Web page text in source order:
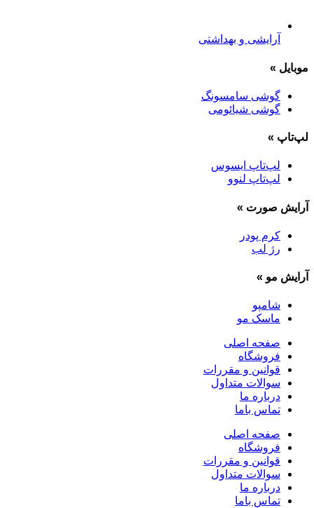
آرایشی و بهداشتی
موبایل »
گوشی سامسونگ
گوشی شیائومی
لپ‌تاپ »
لپ‌تاپ ایسوس
لپ‌تاپ لنوو
آرایش صورت »
کرم پودر
رژ لب
آرایش مو »
شامپو
ماسک مو
صفحه اصلی
فروشگاه
قوانین و مقررات
سوالات متداول
درباره ما
تماس باما
صفحه اصلی
فروشگاه
قوانین و مقررات
سوالات متداول
درباره ما
تماس باما